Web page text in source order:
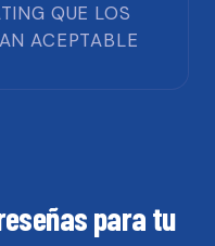
QUE LOS
ACEPTABLE
para tu